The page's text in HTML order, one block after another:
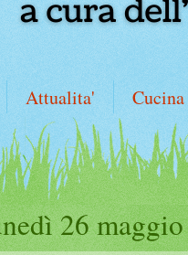
Attualita' Cucina
26